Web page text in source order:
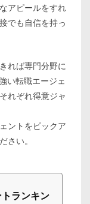
アピールをすれ
でも自信を持っ
れば専門分野に
い転職エージェ
れぞれ得意ジャ
ントをピックア
さい。
ランキン